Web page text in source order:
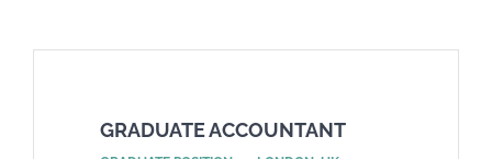
GRADUATE ACCOUNTANT